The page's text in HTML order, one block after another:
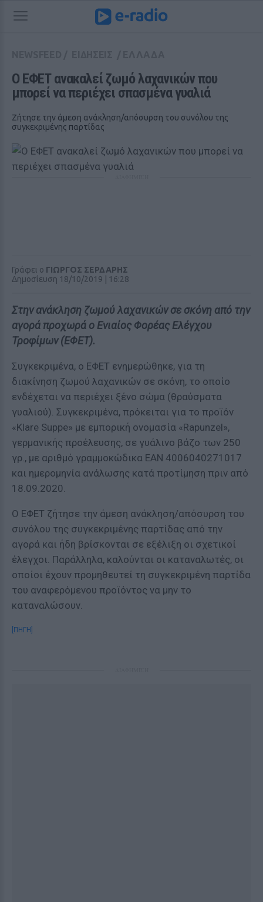
Ο ΕΦΕΤ ανακαλεί ζωμό λαχανικών που
μπορεί να περιέχει σπασμένα γυαλιά
Ζήτησε την άμεση ανάκληση/απόσυρση του συνόλου της
συγκεκριμένης παρτίδας
Γράφει ο ΓΙΩΡΓΟΣ ΣΕΡΔΑΡΗΣ
Δημοσίευση 18/10/2019 | 16:28
Στην ανάκληση ζωμού λαχανικών σε σκόνη από την
αγορά προχωρά ο Ενιαίος Φορέας Ελέγχου
Τροφίμων (ΕΦΕΤ).
Συγκεκριμένα, ο ΕΦΕΤ ενημερώθηκε, για τη
διακίνηση ζωμού λαχανικών σε σκόνη, το οποίο
ενδέχεται να περιέχει ξένο σώμα (θραύσματα
γυαλιού). Συγκεκριμένα, πρόκειται για το προϊόν
«Klare Suppe» με εμπορική ονομασία «Rapunzel»,
γερμανικής προέλευσης, σε γυάλινο βάζο των 250
γρ., με αριθμό γραμμοκώδικα ΕΑΝ 4006040271017
και ημερομηνία ανάλωσης κατά προτίμηση πριν από
18.09.2020.
Ο ΕΦΕΤ ζήτησε την άμεση ανάκληση/απόσυρση του
συνόλου της συγκεκριμένης παρτίδας από την
αγορά και ήδη βρίσκονται σε εξέλιξη οι σχετικοί
έλεγχοι. Παράλληλα, καλούνται οι καταναλωτές, οι
οποίοι έχουν προμηθευτεί τη συγκεκριμένη παρτίδα
του αναφερόμενου προϊόντος να μην το
καταναλώσουν.
[ΠΗΓΗ]